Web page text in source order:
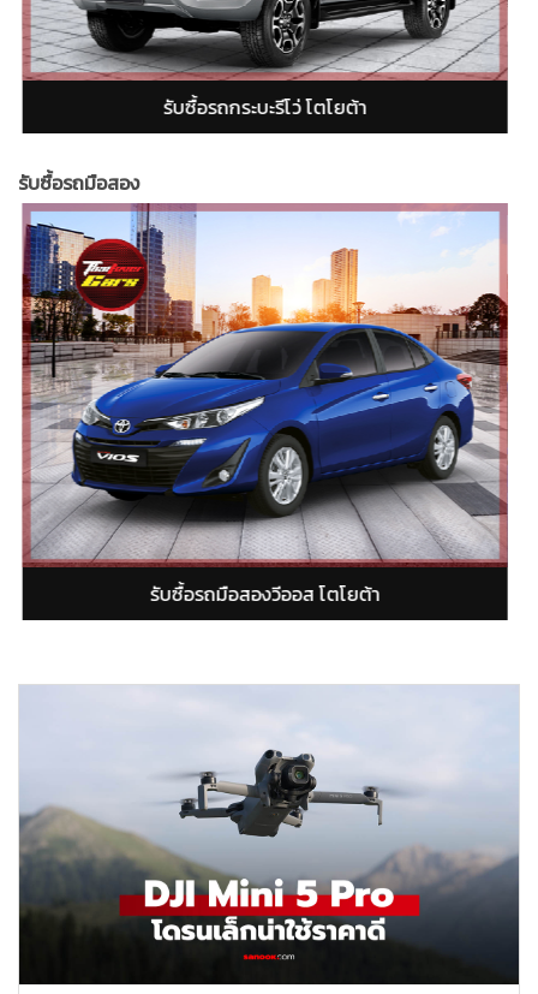
รับซื้อรถกระบะฟอร์ดเรนเจอร์ (Ford Ranger)
รับซื้อรถมือสอง
รับซื้อรถมือสองยารีส โตโยต้า